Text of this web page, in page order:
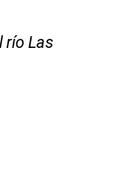
río Las